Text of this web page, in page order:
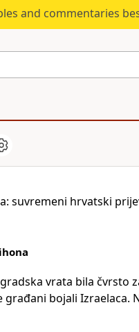
and commentaries
suvremeni hrvatski
vrata bila čvrsto
građani bojali Izraelaca.